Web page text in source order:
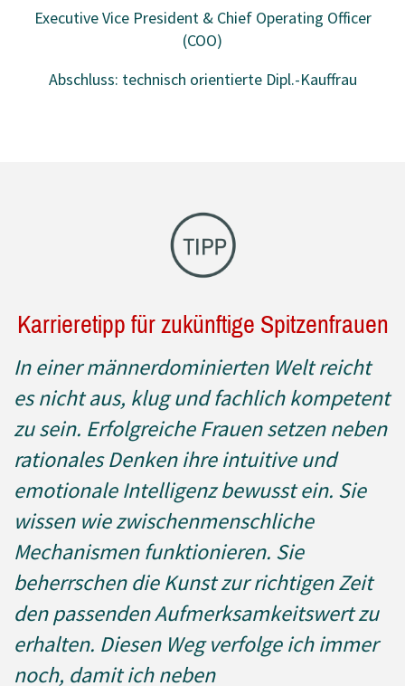
Executive Vice President & Chief Operating Officer
(COO)
Abschluss: technisch orientierte Dipl.-Kauffrau
Karrieretipp für zukünftige Spitzenfrauen
In einer männerdominierten Welt reicht
es nicht aus, klug und fachlich kompetent
zu sein. Erfolgreiche Frauen setzen neben
rationales Denken ihre intuitive und
emotionale Intelligenz bewusst ein. Sie
wissen wie zwischenmenschliche
Mechanismen funktionieren. Sie
beherrschen die Kunst zur richtigen Zeit
den passenden Aufmerksamkeitswert zu
erhalten. Diesen Weg verfolge ich immer
noch, damit ich neben